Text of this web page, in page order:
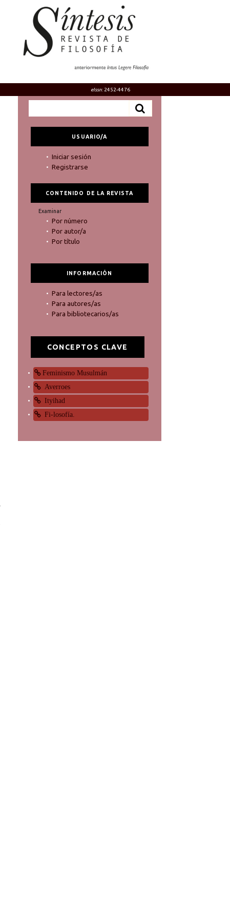
eIssn: 2452-4476
USUARIO/A
Iniciar sesión
Registrarse
CONTENIDO DE LA REVISTA
Examinar
Por número
Por autor/a
Por título
INFORMACIÓN
Para lectores/as
Para autores/as
Para bibliotecarios/as
CONCEPTOS CLAVE
Feminismo Musulmán
Averroes
Ityihad
Fi-losofía.